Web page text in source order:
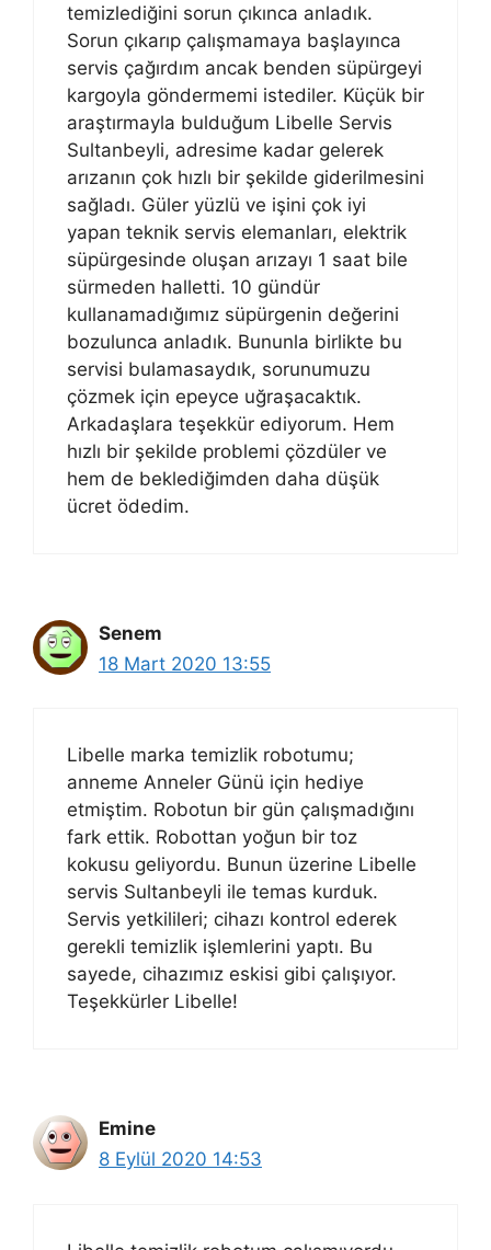
temizlediğini sorun çıkınca anladık.
Sorun çıkarıp çalışmamaya başlayınca
servis çağırdım ancak benden süpürgeyi
kargoyla göndermemi istediler. Küçük bir
araştırmayla bulduğum Libelle Servis
Sultanbeyli, adresime kadar gelerek
arızanın çok hızlı bir şekilde giderilmesini
sağladı. Güler yüzlü ve işini çok iyi
yapan teknik servis elemanları, elektrik
süpürgesinde oluşan arızayı 1 saat bile
sürmeden halletti. 10 gündür
kullanamadığımız süpürgenin değerini
bozulunca anladık. Bununla birlikte bu
servisi bulamasaydık, sorunumuzu
çözmek için epeyce uğraşacaktık.
Arkadaşlara teşekkür ediyorum. Hem
hızlı bir şekilde problemi çözdüler ve
hem de beklediğimden daha düşük
ücret ödedim.
Senem
18 Mart 2020 13:55
Libelle marka temizlik robotumu;
anneme Anneler Günü için hediye
etmiştim. Robotun bir gün çalışmadığını
fark ettik. Robottan yoğun bir toz
kokusu geliyordu. Bunun üzerine Libelle
servis Sultanbeyli ile temas kurduk.
Servis yetkilileri; cihazı kontrol ederek
gerekli temizlik işlemlerini yaptı. Bu
sayede, cihazımız eskisi gibi çalışıyor.
Teşekkürler Libelle!
Emine
8 Eylül 2020 14:53